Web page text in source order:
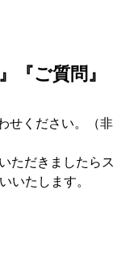
『ご質問』
せください。（非
ただきましたらス
いたします。